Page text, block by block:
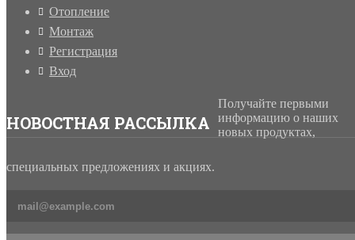
Отопление
Монтаж
Регистрация
Вход
НОВОСТНАЯ РАССЫЛКА
Получайте первыми
информацию о наших
новых продуктах,
специальных предложениях и акциях.